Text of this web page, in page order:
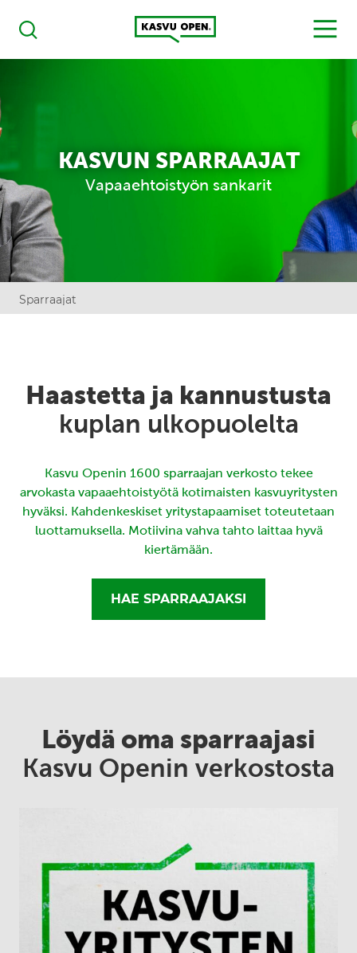
Haku
Kasvu Open
MENU
KASVUN SPARRAAJAT
Vapaaehtoistyön sankarit
Sparraajat
Haastetta ja kannustusta
kuplan ulkopuolelta
Kasvu Openin 1600 sparraajan verkosto tekee
arvokasta vapaaehtoistyötä kotimaisten kasvuyritysten
hyväksi. Kahdenkeskiset yritystapaamiset toteutetaan
luottamuksella. Motiivina vahva tahto laittaa hyvä
kiertämään.
HAE SPARRAAJAKSI
Löydä oma sparraajasi
Kasvu Openin verkostosta